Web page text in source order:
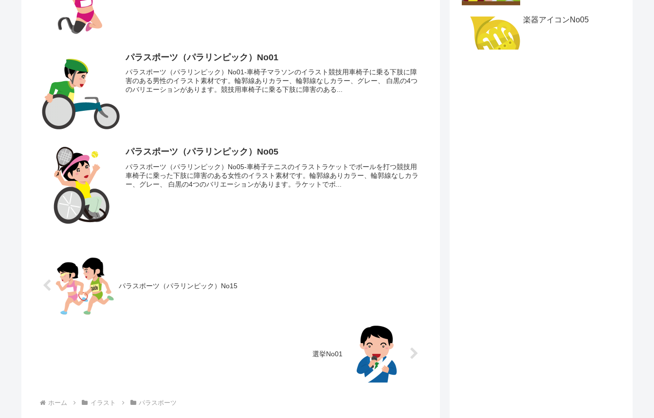
パラスポーツ（パラリンピック）No01
パラスポーツ（パラリンピック）No01-車椅子マラソンのイラスト競技用車椅子に乗る下肢に障
害のある男性のイラスト素材です。輪郭線ありカラー、輪郭線なしカラー、グレー、 白黒の4つ
のバリエーションがあります。競技用車椅子に乗る下肢に障害のある...
パラスポーツ（パラリンピック）No05
パラスポーツ（パラリンピック）No05-車椅子テニスのイラストラケットでボールを打つ競技用
車椅子に乗った下肢に障害のある女性のイラスト素材です。輪郭線ありカラー、輪郭線なしカラ
ー、グレー、 白黒の4つのバリエーションがあります。ラケットでボ...
パラスポーツ（パラリンピック）No15
選挙No01
ホーム イラスト パラスポーツ
楽器アイコンNo05